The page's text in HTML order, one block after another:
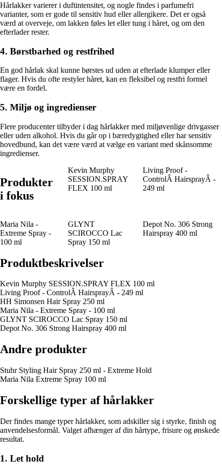
Hårlakker varierer i duftintensitet, og nogle findes i parfumefri
varianter, som er gode til sensitiv hud eller allergikere. Det er også
værd at overveje, om lakken føles let eller tung i håret, og om den
efterlader rester.
4. Børstbarhed og restfrihed
En god hårlak skal kunne børstes ud uden at efterlade klumper eller
flager. Hvis du ofte restyler håret, kan en fleksibel og restfri formel
være en fordel.
5. Miljø og ingredienser
Flere producenter tilbyder i dag hårlakker med miljøvenlige drivgasser
eller uden alkohol. Hvis du går op i bæredygtighed eller har sensitiv
hovedbund, kan det være værd at vælge en variant med skånsomme
ingredienser.
Produkter
i fokus
Kevin Murphy
SESSION.SPRAY
FLEX 100 ml
Living Proof -
ControlÂ HairsprayÂ -
249 ml
Maria Nila -
Extreme Spray -
100 ml
GLYNT
SCIROCCO Lac
Spray 150 ml
Depot No. 306 Strong
Hairspray 400 ml
Produktbeskrivelser
Kevin Murphy SESSION.SPRAY FLEX 100 ml
Living Proof - ControlÂ HairsprayÂ - 249 ml
HH Simonsen Hair Spray 250 ml
Maria Nila - Extreme Spray - 100 ml
GLYNT SCIROCCO Lac Spray 150 ml
Depot No. 306 Strong Hairspray 400 ml
Andre produkter
Stuhr Styling Hair Spray 250 ml - Extreme Hold
Maria Nila Extreme Spray 100 ml
Forskellige typer af hårlakker
Der findes mange typer hårlakker, som adskiller sig i styrke, finish og
anvendelsesformål. Valget afhænger af din hårtype, frisure og ønskede
resultat.
1. Let hold